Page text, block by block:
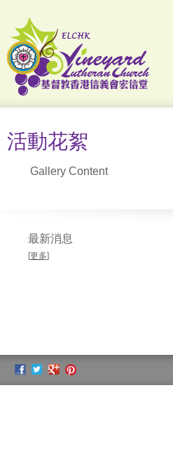
活動花絮
Gallery Content
最新消息
[更多]